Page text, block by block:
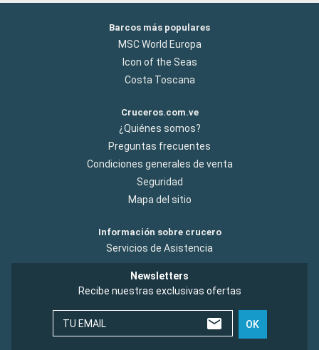
Barcos más populares
MSC World Europa
Icon of the Seas
Costa Toscana
Cruceros.com.ve
¿Quiénes somos?
Preguntas frecuentes
Condiciones generales de venta
Seguridad
Mapa del sitio
Información sobre crucero
Servicios de Asistencia
Newsletters
Recibe nuestras exclusivas ofertas
TU EMAIL OK